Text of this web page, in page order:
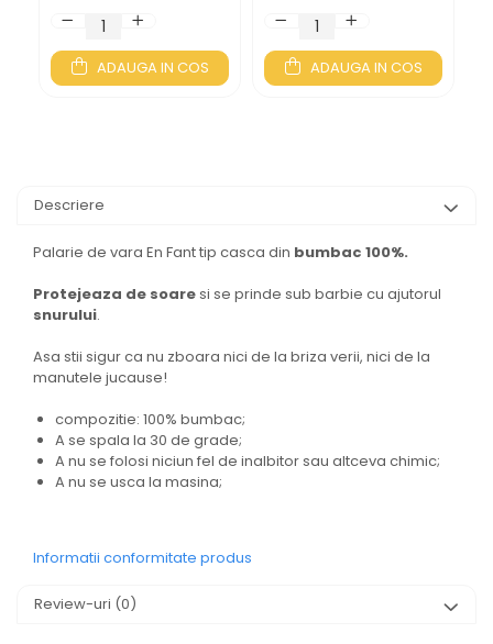
ADAUGA IN COS ADAUGA IN COS
Descriere
Palarie de vara En Fant tip casca din bumbac 100%.
Protejeaza de soaresi se prinde sub barbie cu ajutorul
snurului.
Asa stii sigur ca nu zboara nici de la briza verii, nici de la
manutele jucause!
compozitie: 100% bumbac;
A se spala la 30 de grade;
A nu se folosi niciun fel de inalbitor sau altceva chimic;
A nu se usca la masina;
Informatii conformitate produs
Review-uri (0)